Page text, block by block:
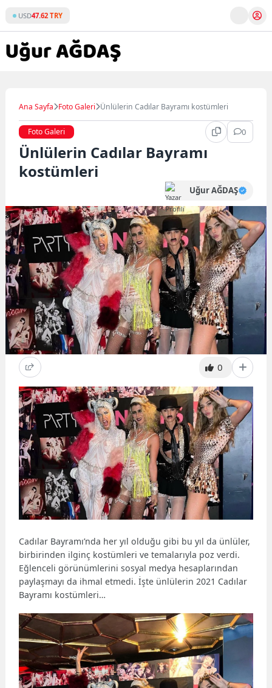
content
USD47.62 TRY
Ana Sayfa Foto Galeri Ünlülerin Cadılar Bayramı kostümleri
Foto Galeri 0
Ünlülerin Cadılar Bayramı
kostümleri
Uğur AĞDAŞ
0
Cadılar Bayramı’nda her yıl olduğu gibi bu yıl da ünlüler,
birbirinden ilginç kostümleri ve temalarıyla poz verdi.
Eğlenceli görünümlerini sosyal medya hesaplarından
paylaşmayı da ihmal etmedi. İşte ünlülerin 2021 Cadılar
Bayramı kostümleri…